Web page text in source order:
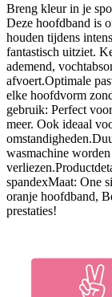
Breng kleur in je
Deze hoofdband is
houden tijdens
fantastisch uitziet.
ademend,
afvoert.Optimale
elke hoofdvorm
gebruik: Perfect
meer. Ook ideaal
wasmachine
spandexMaat: One
oranje hoofdband,
prestaties!